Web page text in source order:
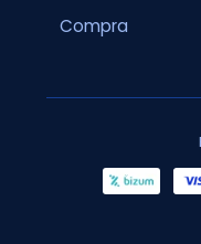
Compra